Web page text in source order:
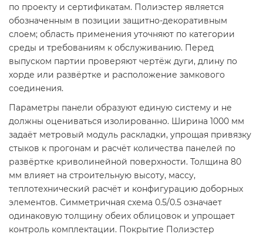
по проекту и сертификатам. Полиэстер является
обозначенным в позиции защитно-декоративным
слоем; область применения уточняют по категории
среды и требованиям к обслуживанию. Перед
выпуском партии проверяют чертёж дуги, длину по
хорде или развёртке и расположение замкового
соединения.
Параметры панели образуют единую систему и не
должны оцениваться изолированно. Ширина 1000 мм
задаёт метровый модуль раскладки, упрощая привязку
стыков к прогонам и расчёт количества панелей по
развёртке криволинейной поверхности. Толщина 80
мм влияет на строительную высоту, массу,
теплотехнический расчёт и конфигурацию доборных
элементов. Симметричная схема 0.5/0.5 означает
одинаковую толщину обеих облицовок и упрощает
контроль комплектации. Покрытие Полиэстер